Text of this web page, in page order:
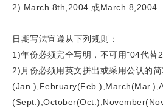
2) March 8th,2004 或March 8,2004
日期写法宜遵从下列规则：
1)年份必须完全写明，不可用"04代替
2)月份必须用英文拼出或采用公认的